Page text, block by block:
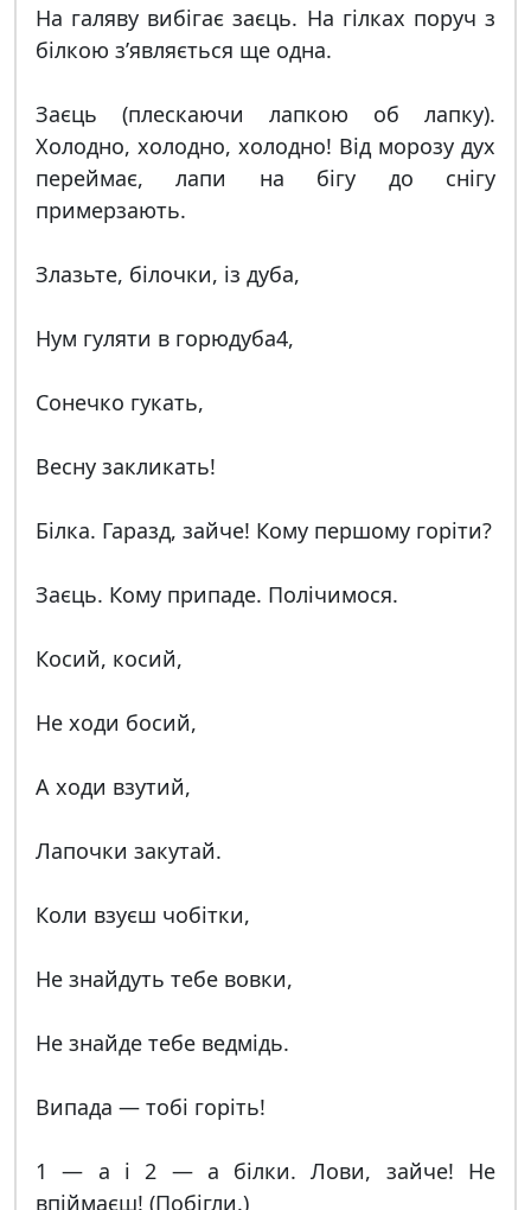
На галяву вибігає заєць. На гілках поруч з
білкою з’являється ще одна.
Заєць (плескаючи лапкою об лапку).
Холодно, холодно, холодно! Від морозу дух
переймає, лапи на бігу до снігу
примерзають.
Злазьте, білочки, із дуба,
Нум гуляти в горюдуба4,
Сонечко гукать,
Весну закликать!
Білка. Гаразд, зайче! Кому першому горіти?
Заєць. Кому припаде. Полічимося.
Косий, косий,
Не ходи босий,
А ходи взутий,
Лапочки закутай.
Коли взуєш чобітки,
Не знайдуть тебе вовки,
Не знайде тебе ведмідь.
Випада — тобі горіть!
1 — а і 2 — а білки. Лови, зайче! Не
впіймаєш! (Побігли.)